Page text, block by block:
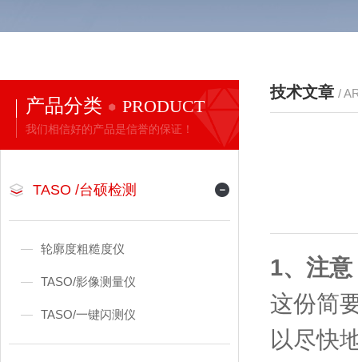
产品分类 PRODUCT
我们相信好的产品是信誉的保证！
TASO /台硕检测
轮廓度粗糙度仪
TASO/影像测量仪
TASO/一键闪测仪
技术文章 /
1、注意
这份简
以尽快